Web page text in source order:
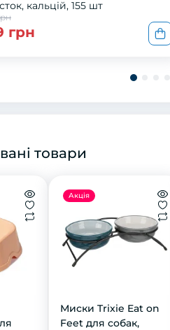
кальцій, 155 шт
грн
товари
Акція
Миски Trixie Eat on
Feet для собак,